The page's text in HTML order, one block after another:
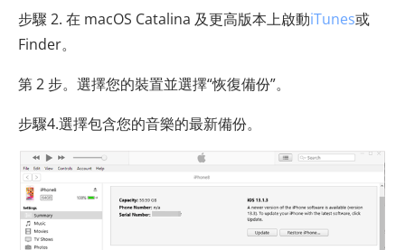
步驟 2. 在 macOS Catalina 及更高版本上啟動iTunes或
Finder。
第 2 步。選擇您的裝置並選擇“恢復備份”。
步驟4.選擇包含您的音樂的最新備份。